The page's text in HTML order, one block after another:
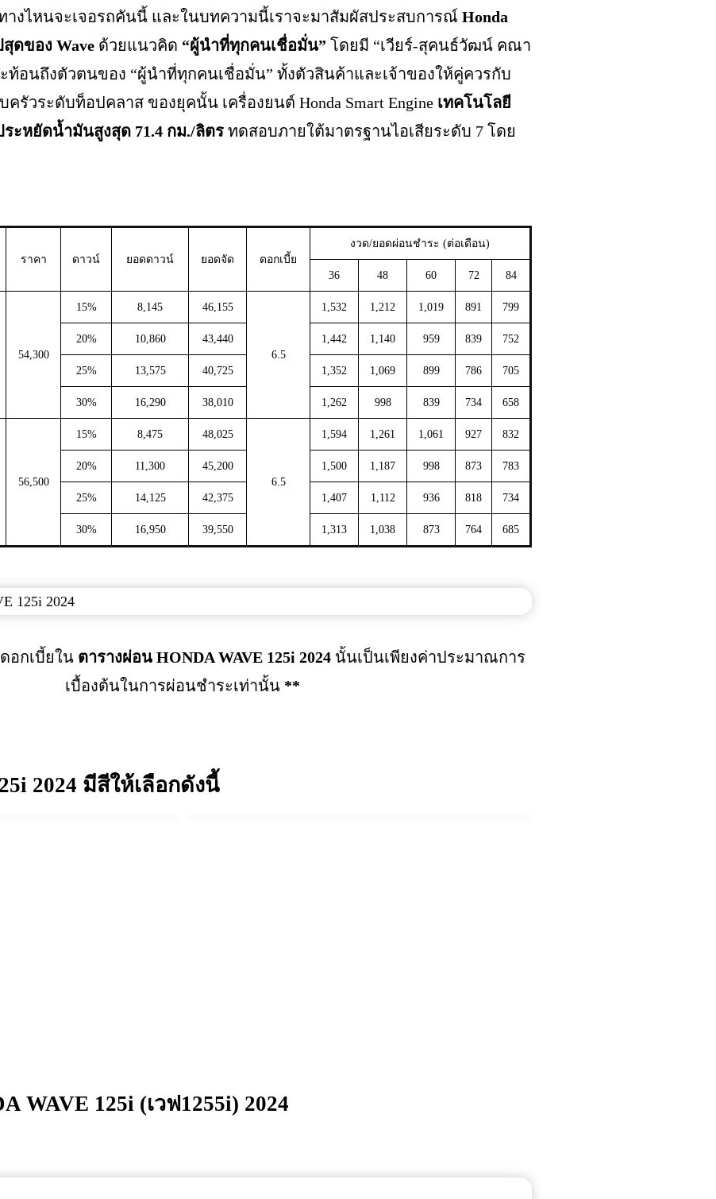
งไหนจะเจอรถคันนี้ และในบทความนี้เราจะมาสัมผัสประสบการณ์ Honda
ดของ Wave ด้วยแนวคิด “ผู้นำที่ทุกคนเชื่อมั่น” โดยมี “เวียร์-สุคนธ์วัฒน์ คณา
ท้อนถึงตัวตนของ “ผู้นำที่ทุกคนเชื่อมั่น” ทั้งตัวสินค้าและเจ้าของให้คู่ควรกับ
รัวระดับท็อปคลาส ของยุคนั้น เครื่องยนต์ Honda Smart Engine เทคโนโลยี
ะหยัดน้ำมันสูงสุด 71.4 กม./ลิตร ทดสอบภายใต้มาตรฐานไอเสียระดับ 7 โดย
ราคา ดาวน์ ยอดดาวน์ ยอดจัด ดอกเบี้ย
งวด/ยอดผ่อนชำระ (ต่อเดือน)
36 48 60 72 84
54,300
15% 8,145 46,155
6.5
1,532 1,212 1,019 891 799
20% 10,860 43,440 1,442 1,140 959 839 752
25% 13,575 40,725 1,352 1,069 899 786 705
30% 16,290 38,010 1,262 998 839 734 658
56,500
15% 8,475 48,025
6.5
1,594 1,261 1,061 927 832
20% 11,300 45,200 1,500 1,187 998 873 783
25% 14,125 42,375 1,407 1,112 936 818 734
30% 16,950 39,550 1,313 1,038 873 764 685
อกเบี้ยใน ตารางผ่อน HONDA WAVE 125i 2024นั้นเป็นเพียงค่าประมาณการ
เบื้องต้นในการผ่อนชำระเท่านั้น **
2024 มีสีให้เลือกดังนี้
WAVE 125i (เวฟ1255i) 2024